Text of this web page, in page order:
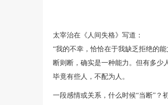
太宰治在《人间失格》写道：
“我的不幸，恰恰在于我缺乏拒绝的
断则断，确实是一种能力。但有多少
毕竟有些人，不配为人。
一段感情或关系，什么时候“当断”？